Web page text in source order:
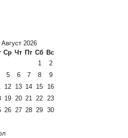
Август 2026
Ср Чт Пт Сб Вс
1
2
5 6 7 8
9
12 13 14 15
16
19 20 21 22 23
26 27 28 29 30